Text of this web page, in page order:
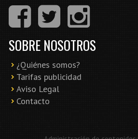
SOBRE NOSOTROS
¿Quiénes somos?
Tarifas publicidad
Aviso Legal
Contacto